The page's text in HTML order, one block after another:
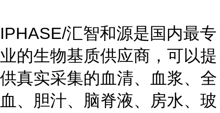
IPHASE/汇智和源是国内最专
业的生物基质供应商，可以提
供真实采集的血清、血浆、全
血、胆汁、脑脊液、房水、玻